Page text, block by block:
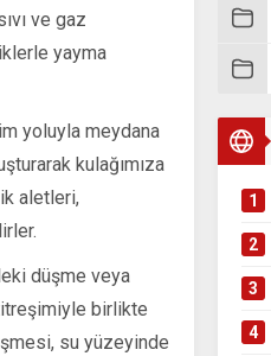
1
2
3
4
ve gaz
yayma
yoluyla meydana
kulağımıza
aletleri,
düşme veya
birlikte
su yüzeyinde